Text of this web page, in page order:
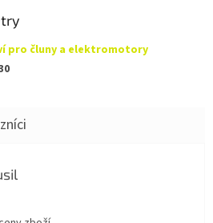
pro čluny a elektromotory
je 5 z 5 hvězdiček.